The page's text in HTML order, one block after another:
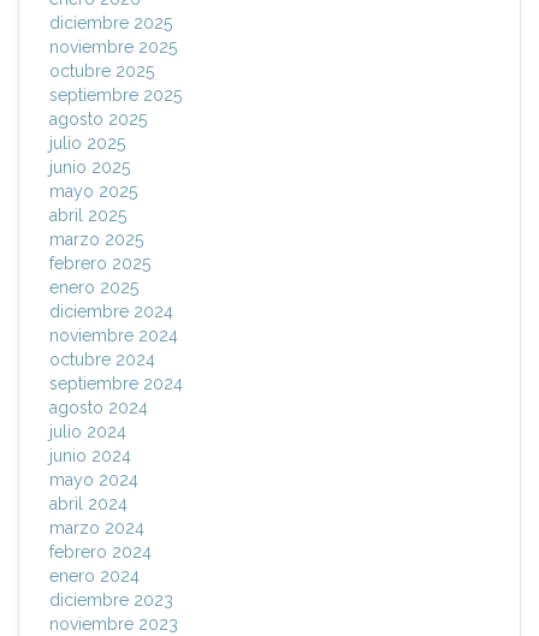
diciembre 2025
noviembre 2025
octubre 2025
septiembre 2025
agosto 2025
julio 2025
junio 2025
mayo 2025
abril 2025
marzo 2025
febrero 2025
enero 2025
diciembre 2024
noviembre 2024
octubre 2024
septiembre 2024
agosto 2024
julio 2024
junio 2024
mayo 2024
abril 2024
marzo 2024
febrero 2024
enero 2024
diciembre 2023
noviembre 2023